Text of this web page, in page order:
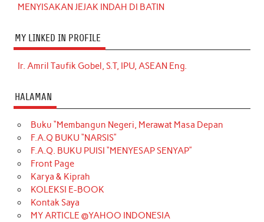
MENYISAKAN JEJAK INDAH DI BATIN
MY LINKED IN PROFILE
Ir. Amril Taufik Gobel, S.T, IPU, ASEAN Eng.
HALAMAN
Buku “Membangun Negeri, Merawat Masa Depan
F.A.Q BUKU “NARSIS”
F.A.Q. BUKU PUISI “MENYESAP SENYAP”
Front Page
Karya & Kiprah
KOLEKSI E-BOOK
Kontak Saya
MY ARTICLE @YAHOO INDONESIA